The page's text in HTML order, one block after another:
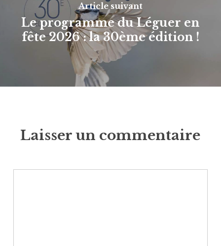
Article suivant
Le programme du Léguer en
fête 2026 : la 30ème édition !
Laisser un commentaire